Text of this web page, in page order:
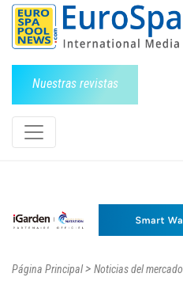
Nuestras revistas
Página Principal> Noticias del mercado